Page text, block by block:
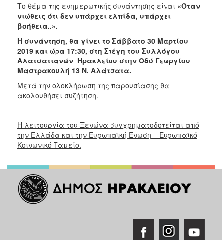
Κ.Δ.Α.Π.Α.μεΑ.
Αδειοδότηση
Έλεγχος
Βρεφονηπιακών
Σταθμών
Ιατρείο
Γυναικών
Δράσεις
Κοινότητας
Κοινωνικό
Φαρμακείο
Κοινωνικό
Το θέμα της ενημερωτικής συνάντησης είναι «Όταν
νιώθεις ότι δεν υπάρχει ελπίδα, υπάρχει
βοήθεια..».
Η συνάντηση, θα γίνει το Σάββατο 30 Μαρτίου
2019 και ώρα 17:30, στη Στέγη του Συλλόγου
Αλατσατιανών Ηρακλείου στην Οδό Γεωργίου
Μαστρακουλή 13 Ν. Αλάτσατα.
Μετά την ολοκλήρωση της παρουσίασης θα
ακολουθήσει συζήτηση.
Η λειτουργία του Ξενώνα συγχρηματοδοτείται από
την Ελλάδα και την Ευρωπαϊκή Ένωση – Ευρωπαϊκό
Κοινωνικό Ταμείο.